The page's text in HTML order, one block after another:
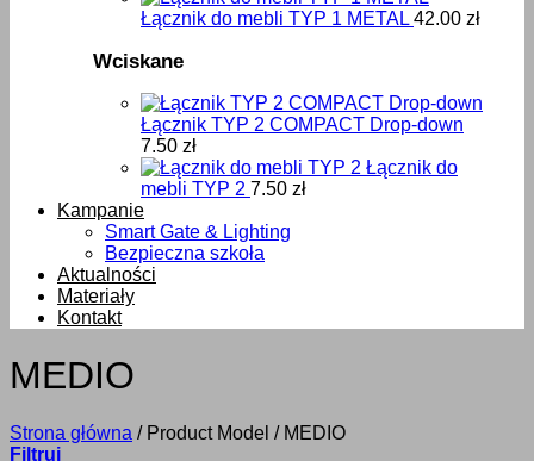
Łącznik do mebli TYP 1 METAL 42.00 zł
Wciskane
Łącznik TYP 2 COMPACT Drop-down
7.50 zł
Łącznik do
mebli TYP 2 7.50 zł
Kampanie
Smart Gate & Lighting
Bezpieczna szkoła
Aktualności
Materiały
Kontakt
MEDIO
Strona główna / Product Model / MEDIO
Filtruj